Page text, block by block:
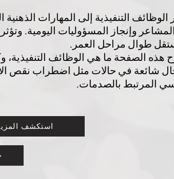
الوظائف التنفيذية إلى المهارات
وإنجاز المسؤوليات اليومية.
طوال مراحل العمر.
هذه الصفحة ما هي الوظائف التنفيذية،
شائعة في حالات مثل اضطراب نقص
المرتبط بالصدمات.
استكشف